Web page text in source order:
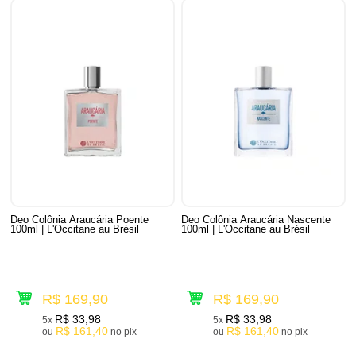
Deo Colônia Araucária Poente
100ml | L'Occitane au Brésil
R$ 169,90
5x R$ 33,98
ou R$ 161,40 no pix
Deo Colônia Araucária Nascente
100ml | L'Occitane au Brésil
R$ 169,90
5x R$ 33,98
ou R$ 161,40 no pix